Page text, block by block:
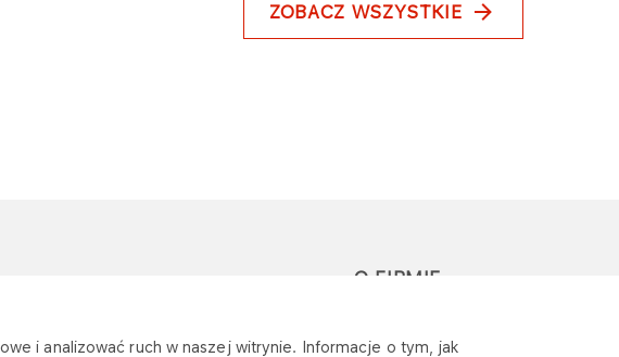
i analizować ruch w naszej witrynie. Informacje o tym, jak
ZOBACZ WSZYSTKIE
reklamację
O FIRMIE